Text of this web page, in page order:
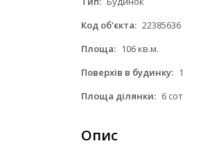
Код об'єкта: 22385636
Площа: 106 кв.м.
Поверхів в будинку: 1
Площа ділянки: 6 сот
Опис